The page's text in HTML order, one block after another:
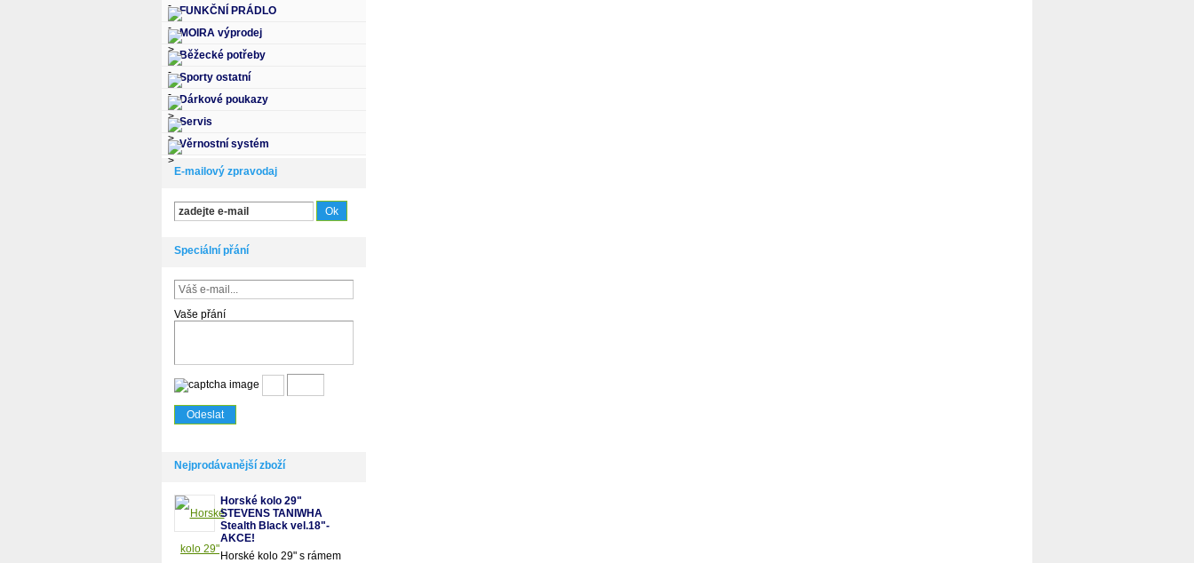
FUNKČNÍ PRÁDLO
MOIRA výprodej
Běžecké potřeby
Sporty ostatní
Dárkové poukazy
Servis
Věrnostní systém
E-mailový zpravodaj
Speciální přání
Vaše přání
Nejprodávanější zboží
Horské kolo 29"
STEVENS TANIWHA
Stealth Black vel.18"-
AKCE!
Horské kolo 29" s rámem